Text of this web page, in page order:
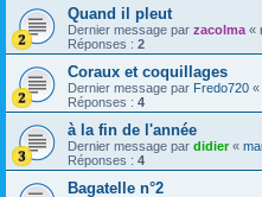
Quand il pleut
Dernier message par zacolma «
Réponses : 2
Coraux et coquillages
Dernier message par Fredo720 «
Réponses : 4
à la fin de l'année
Dernier message par didier«
Réponses : 4
Bagatelle n°2